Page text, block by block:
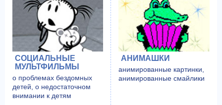
СОЦИАЛЬНЫЕ
МУЛЬТФИЛЬМЫ
о проблемах бездомных
детей, о недостаточном
внимании к детям
АНИМАШКИ
анимированные картинки,
анимированные смайлики